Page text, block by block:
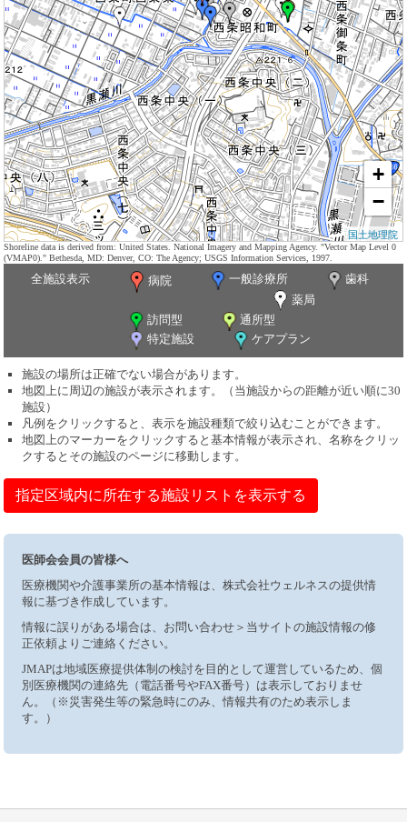
+
−
国土地理院
Shoreline data is derived from: United States. National Imagery and Mapping Agency. "Vector Map Level 0
(VMAP0)." Bethesda, MD: Denver, CO: The Agency; USGS Information Services, 1997.
全施設表示 病院 一般診療所
歯科
薬局
訪問型
通所型
特定施設
ケアプラン
施設の場所は正確でない場合があります。
地図上に周辺の施設が表示されます。（当施設からの距離が近い順に30
施設）
凡例をクリックすると、表示を施設種類で絞り込むことができます。
地図上のマーカーをクリックすると基本情報が表示され、名称をクリッ
クするとその施設のページに移動します。
指定区域内に所在する施設リストを表示する
医師会会員の皆様へ
医療機関や介護事業所の基本情報は、株式会社ウェルネスの提供情
報に基づき作成しています。
情報に誤りがある場合は、お問い合わせ＞当サイトの施設情報の修
正依頼よりご連絡ください。
JMAPは地域医療提供体制の検討を目的として運営しているため、個
別医療機関の連絡先（電話番号やFAX番号）は表示しておりませ
ん。（※災害発生等の緊急時にのみ、情報共有のため表示しま
す。）